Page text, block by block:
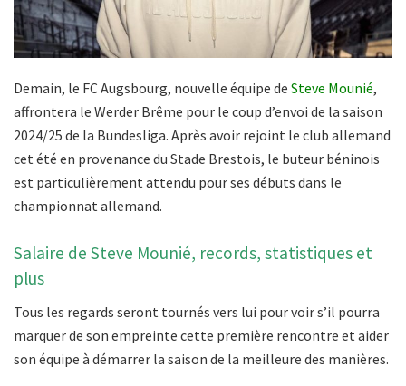
Demain, le FC Augsbourg, nouvelle équipe de Steve Mounié,
affrontera le Werder Brême pour le coup d’envoi de la saison
2024/25 de la Bundesliga. Après avoir rejoint le club allemand
cet été en provenance du Stade Brestois, le buteur béninois
est particulièrement attendu pour ses débuts dans le
championnat allemand.
Salaire de Steve Mounié, records, statistiques et
plus
Tous les regards seront tournés vers lui pour voir s’il pourra
marquer de son empreinte cette première rencontre et aider
son équipe à démarrer la saison de la meilleure des manières.